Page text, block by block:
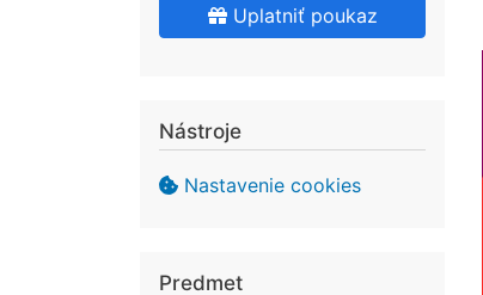
Uplatniť poukaz
Nástroje
Nastavenie cookies
Predmet